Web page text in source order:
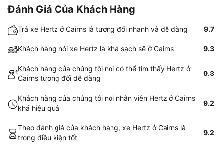
Đánh Giá Của Khách Hàng
Trả xe Hertz ở Cairns là tương đối nhanh và dễ dàng 9.7
Khách hàng nói xe Hertz là khá sạch sẽ ở Cairns 9.3
Khách hàng của chúng tôi nói có thể tìm thấy Hertz ở
Cairns tương đối dễ dàng
9.3
Khách hàng của chúng tôi nói nhân viên Hertz ở Cairns
khá hiệu quả
9.2
Theo đánh giá của khách hàng, xe Hertz ở Cairns là
trong điều kiện tốt
9.2